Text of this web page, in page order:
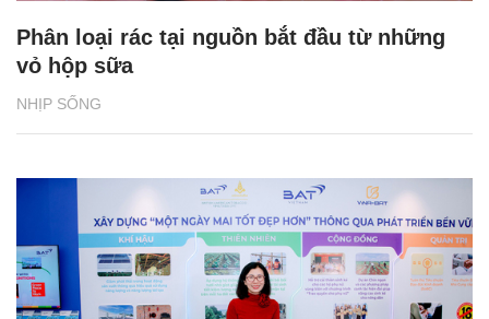
NHỊP SỐNG
Phân loại rác tại nguồn bắt đầu từ những
vỏ hộp sữa